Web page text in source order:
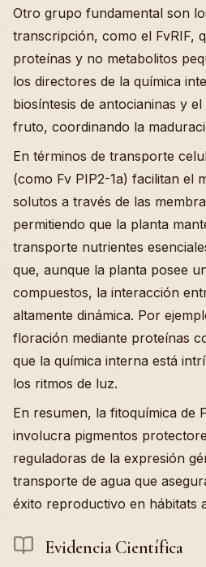
Otro grupo fundamental son
transcripción, como el FvRIF,
proteínas y no metabolitos
los directores de la química
biosíntesis de antocianinas y
fruto, coordinando la
En términos de transporte
(como Fv PIP2-1a) facilitan el
solutos a través de las
permitiendo que la planta
transporte nutrientes
que, aunque la planta posee
compuestos, la interacción
altamente dinámica. Por
floración mediante proteínas
que la química interna está
los ritmos de luz.
En resumen, la fitoquímica de
involucra pigmentos
reguladoras de la expresión
transporte de agua que
éxito reproductivo en hábitats
Evidencia Científica